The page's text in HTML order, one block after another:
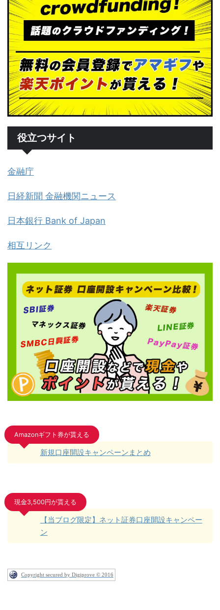
役立つサイト
金融庁
日経新聞 金融機関ニュース
日本銀行 Bank of Japan
相互リンク
Amazonギフト券が貰える
新規口座開設キャンペーンまとめ
現金3,500円が貰える
【当ブログ限定】ネット証券口座開設キャンペー
ン
Copyright secured by Digiprove © 2016